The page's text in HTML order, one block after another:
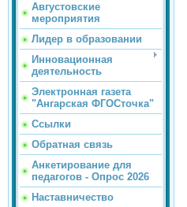
Августовские
мероприятия
Лидер в образовании
Инновационная
деятельность
Электронная газета
"Ангарская ФГОСточка"
Ссылки
Обратная связь
Анкетирование для
педагогов - Опрос 2026
Наставничество